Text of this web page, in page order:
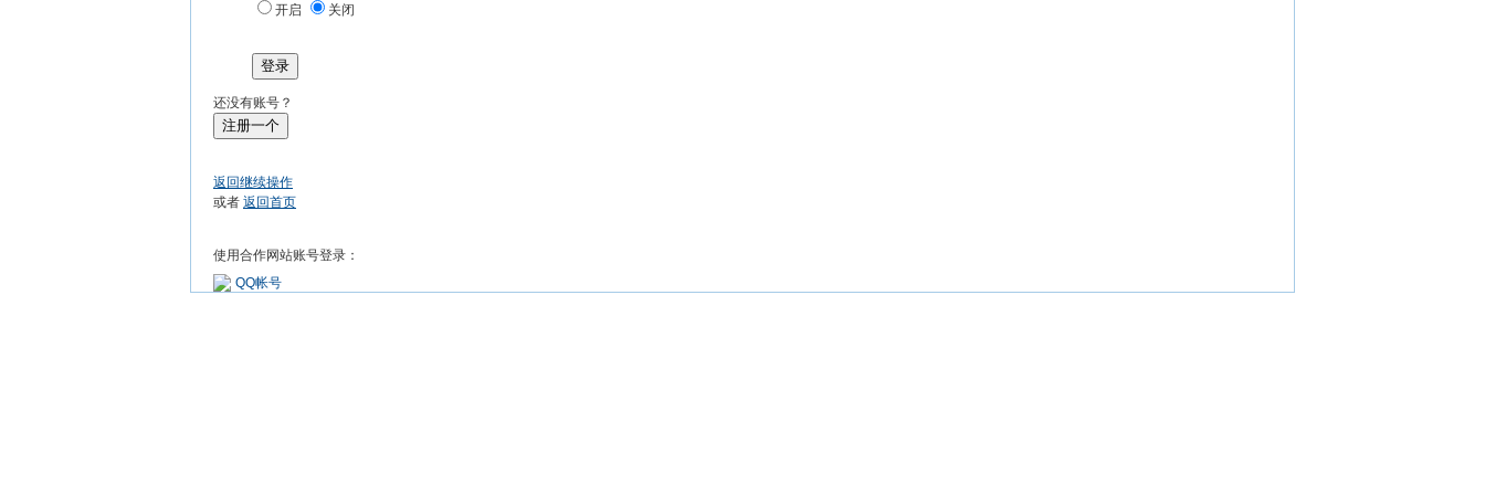
开启
关闭
登录
还没有账号？
注册一个
返回继续操作
或者 返回首页
使用合作网站账号登录：
QQ帐号